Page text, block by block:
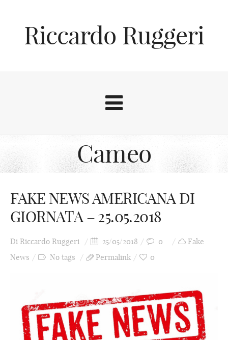
Riccardo Ruggeri
Cameo
FAKE NEWS AMERICANA DI
GIORNATA – 25.05.2018
Di Riccardo Ruggeri 25/05/2018 0
Fake
News
No tags Permalink 0